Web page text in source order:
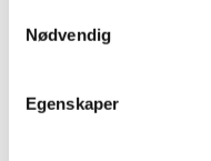
Nødvendig
Egenskaper